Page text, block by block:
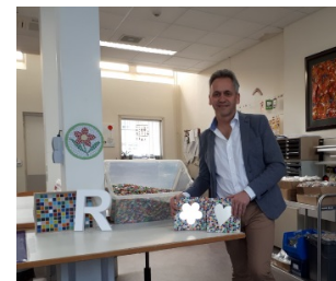
Met het hele gezin mozaieken
Mozaiekbank.nl
Kant-en-klare mozaïekwerken